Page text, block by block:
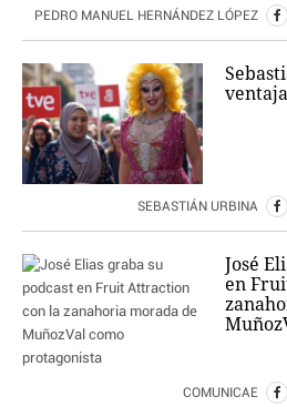
PEDRO MANUEL HERNÁNDEZ LÓPEZ
SEBASTIÁN URBINA
José
en
COMUNICAE